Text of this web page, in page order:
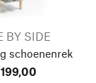
BY SIDE
schoenenrek